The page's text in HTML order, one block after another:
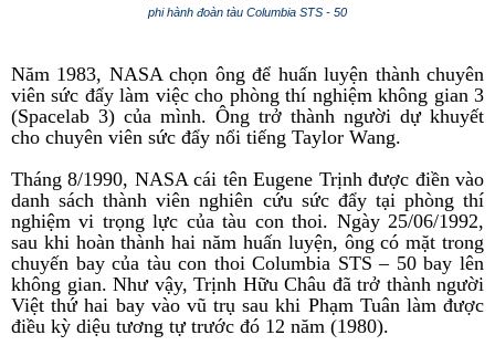
phi hành đoàn tàu Columbia STS - 50
Năm 1983, NASA chọn ông để huấn luyện thành chuyên
viên sức đẩy làm việc cho phòng thí nghiệm không gian 3
(Spacelab 3) của mình. Ông trở thành người dự khuyết
cho chuyên viên sức đẩy nổi tiếng Taylor Wang.
Tháng 8/1990, NASA cái tên Eugene Trịnh được điền vào
danh sách thành viên nghiên cứu sức đẩy tại phòng thí
nghiệm vi trọng lực của tàu con thoi. Ngày 25/06/1992,
sau khi hoàn thành hai năm huấn luyện, ông có mặt trong
chuyến bay của tàu con thoi Columbia STS – 50 bay lên
không gian. Như vậy, Trịnh Hữu Châu đã trở thành người
Việt thứ hai bay vào vũ trụ sau khi Phạm Tuân làm được
điều kỳ diệu tương tự trước đó 12 năm (1980).